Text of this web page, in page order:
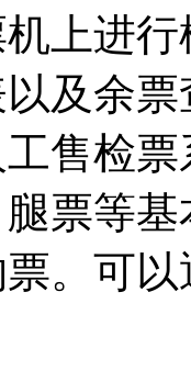
上进
及余
售检
票等
。可